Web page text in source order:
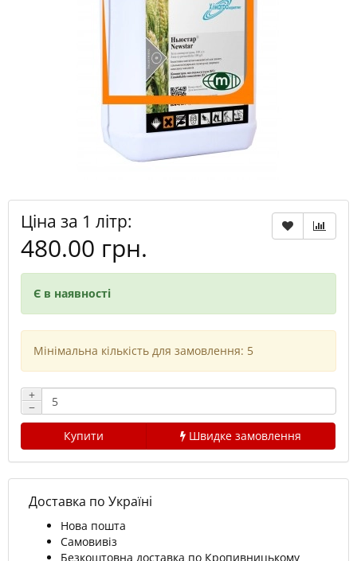
Ціна за 1 літр:
480.00 грн.
Є в наявності
Мінімальна кількість для замовлення: 5
+
−
Купити
Швидке замовлення
Доставка по Україні
Нова пошта
Самовивіз
Безкоштовна доставка по Кропивницькому